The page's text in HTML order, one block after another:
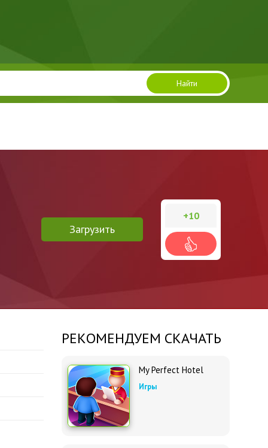
Найти
Загрузить
+10
РЕКОМЕНДУЕМ СКАЧАТЬ
My Perfect Hotel
Игры